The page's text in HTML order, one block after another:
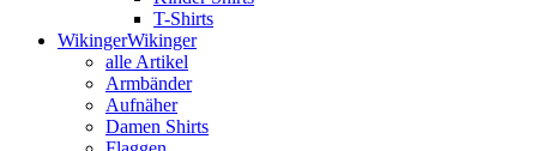
T-Shirts
WikingerWikinger
alle Artikel
Armbänder
Aufnäher
Damen Shirts